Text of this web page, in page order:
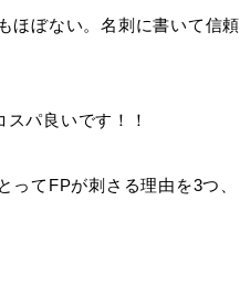
ほぼない。名刺に書いて信頼
パ良いです！！
てFPが刺さる理由を3つ、